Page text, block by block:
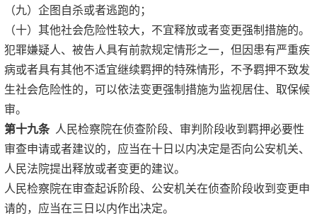
（九）企图自杀或者逃跑的；
（十）其他社会危险性较大，不宜释放或者变更强制措施的。
犯罪嫌疑人、被告人具有前款规定情形之一，但因患有严重疾
病或者具有其他不适宜继续羁押的特殊情形，不予羁押不致发
生社会危险性的，可以依法变更强制措施为监视居住、取保候
审。
第十九条人民检察院在侦查阶段、审判阶段收到羁押必要性
审查申请或者建议的，应当在十日以内决定是否向公安机关、
人民法院提出释放或者变更的建议。
人民检察院在审查起诉阶段、公安机关在侦查阶段收到变更申
请的，应当在三日以内作出决定。